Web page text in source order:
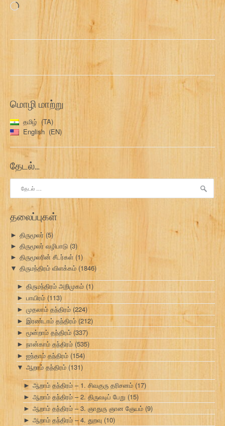
Loading…
மொழி மாற்று
தமிழ்
TA
English
EN
தேடல்…
தேடு:
தலைப்புகள்
► திருமூலர் (5)
► திருமூலர் வழிபாடு (3)
► திருமூலரின் சீடர்கள் (1)
▼ திருமந்திரம் விளக்கம் (1846)
► திருமந்திரம் அறிமுகம் (1)
► பாயிரம் (113)
► முதலாம் தந்திரம் (224)
► இரண்டாம் தந்திரம் (212)
► மூன்றாம் தந்திரம் (337)
► நான்காம் தந்திரம் (535)
► ஐந்தாம் தந்திரம் (154)
▼ ஆறாம் தந்திரம் (131)
► ஆறாம் தந்திரம் – 1. சிவகுரு தரிசனம் (17)
► ஆறாம் தந்திரம் – 2. திருவடிப் பேறு (15)
► ஆறாம் தந்திரம் – 3. ஞாதுரு ஞான ஞேயம் (9)
► ஆறாம் தந்திரம் – 4. துறவு (10)